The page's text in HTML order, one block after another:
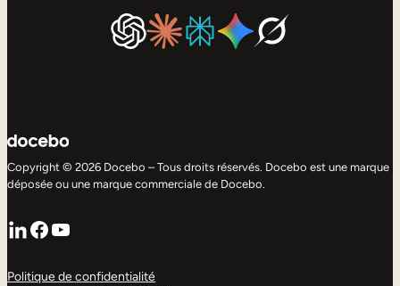
Copyright © 2026 Docebo – Tous droits réservés. Docebo est une marque
déposée ou une marque commerciale de Docebo.
LinkedIn
Facebook
YouTube
Politique de confidentialité